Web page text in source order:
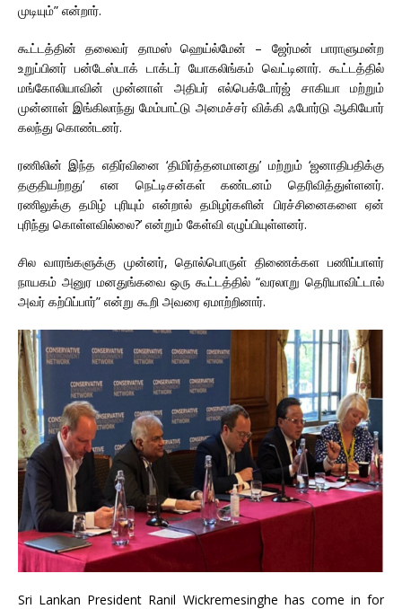
முடியும்” என்றார்.
கூட்டத்தின் தலைவர் தாமஸ் ஹெய்ல்மேன் – ஜேர்மன் பாராளுமன்ற
உறுப்பினர் பன்டேஸ்டாக் டாக்டர் யோகலிங்கம் வெட்டினார். கூட்டத்தில்
மங்கோலியாவின் முன்னாள் அதிபர் எல்பெக்டோர்ஜ் சாகியா மற்றும்
முன்னாள் இங்கிலாந்து மேம்பாட்டு அமைச்சர் விக்கி ஃபோர்டு ஆகியோர்
கலந்து கொண்டனர்.
ரணிலின் இந்த எதிர்வினை ‘திமிர்த்தனமானது’ மற்றும் ‘ஜனாதிபதிக்கு
தகுதியற்றது’ என நெட்டிசன்கள் கண்டனம் தெரிவித்துள்ளனர்.
ரணிலுக்கு தமிழ் புரியும் என்றால் தமிழர்களின் பிரச்சினைகளை ஏன்
புரிந்து கொள்ளவில்லை?’ என்றும் கேள்வி எழுப்பியுள்ளனர்.
சில வாரங்களுக்கு முன்னர், தொல்பொருள் திணைக்கள பணிப்பாளர்
நாயகம் அனுர மனதுங்கவை ஒரு கூட்டத்தில் “வரலாறு தெரியாவிட்டால்
அவர் கற்பிப்பார்” என்று கூறி அவரை ஏமாற்றினார்.
Sri Lankan President Ranil Wickremesinghe has come in for